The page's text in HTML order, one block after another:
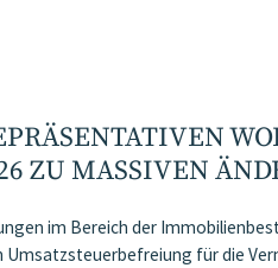
ZU MASSIVEN
im Bereich der
Umsatzsteuerbefreiung für die